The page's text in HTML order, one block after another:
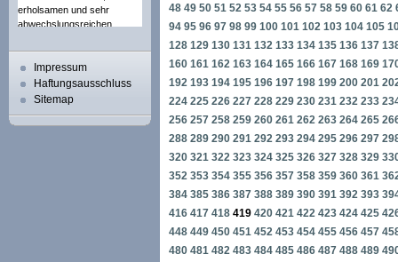
Impressum
Haftungsausschluss
Sitemap
48 49 50 51 52 53 54 55 56 57 58 59 60 61 62
94 95 96 97 98 99 100 101 102 103 104 105
128 129 130 131 132 133 134 135 136 137
160 161 162 163 164 165 166 167 168 169
192 193 194 195 196 197 198 199 200 201
224 225 226 227 228 229 230 231 232 233
256 257 258 259 260 261 262 263 264 265
288 289 290 291 292 293 294 295 296 297
320 321 322 323 324 325 326 327 328 329
352 353 354 355 356 357 358 359 360 361
384 385 386 387 388 389 390 391 392 393
416 417 418 419 420 421 422 423 424 425
448 449 450 451 452 453 454 455 456 457
480 481 482 483 484 485 486 487 488 489